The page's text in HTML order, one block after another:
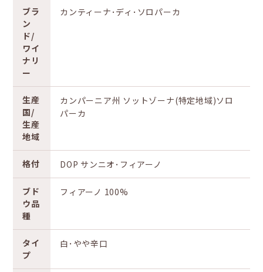
ブラ
ン
ド/
ワイ
ナリ
ー
カンティーナ･ディ･ソロパーカ
生産
国/
生産
地域
カンパーニア州 ソットゾーナ(特定地域)ソロ
パーカ
格付 DOP サンニオ･フィアーノ
ブド
ウ品
種
フィアーノ 100%
タイ
プ
白･やや辛口